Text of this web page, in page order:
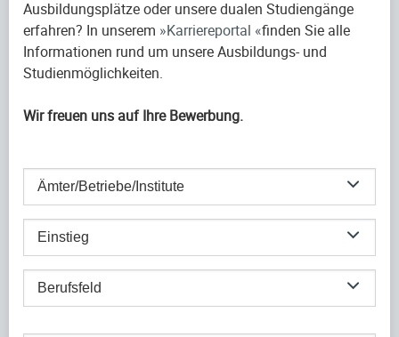
Ausbildungsplätze oder unsere dualen Studiengänge
erfahren? In unserem
Karriereportal finden Sie alle
Informationen rund um unsere Ausbildungs- und
Studienmöglichkeiten.
Wir freuen uns auf Ihre Bewerbung.
Ämter/Betriebe/Institute
Einstieg
Berufsfeld